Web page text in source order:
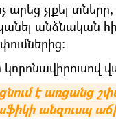
արեց չլքել
անձնական
է առցանց
անզուսպ